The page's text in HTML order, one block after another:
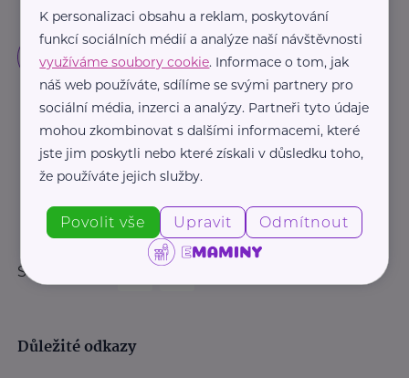
Sledujte nás:
Důležité odkazy
K personalizaci obsahu a reklam, poskytování
funkcí sociálních médií a analýze naší návštěvnosti
využíváme soubory cookie. Informace o tom, jak
náš web používáte, sdílíme se svými partnery pro
sociální média, inzerci a analýzy. Partneři tyto údaje
mohou zkombinovat s dalšími informacemi, které
jste jim poskytli nebo které získali v důsledku toho,
že používáte jejich služby.
Povolit vše Upravit Odmítnout